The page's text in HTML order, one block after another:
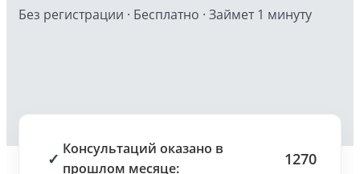
Без регистрации · Бесплатно · Займет 1 минуту
✓
Консультаций оказано в
прошлом месяце:
1270